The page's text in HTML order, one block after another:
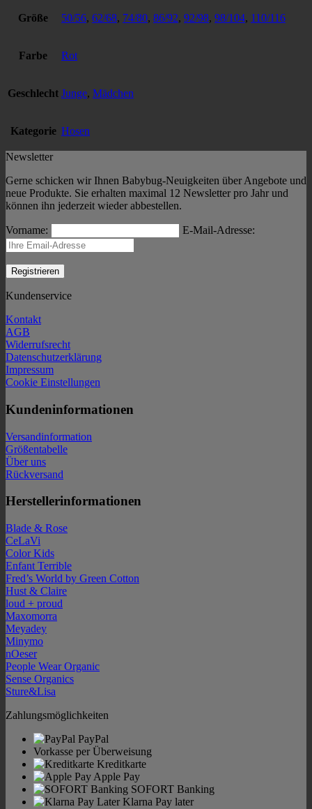
Größe 50/56, 62/68, 74/80, 86/92, 92/98, 98/104, 110/116
Farbe Rot
Geschlecht Junge, Mädchen
Kategorie Hosen
Newsletter
Gerne schicken wir Ihnen Babybug-Neuigkeiten über Angebote und
neue Produkte. Sie erhalten maximal 12 Newsletter pro Jahr und
können ihn jederzeit wieder abbestellen.
Vorname: E-Mail-Adresse:
Kundenservice
Kontakt
AGB
Widerrufsrecht
Datenschutzerklärung
Impressum
Cookie Einstellungen
Kundeninformationen
Versandinformation
Größentabelle
Über uns
Rückversand
Herstellerinformationen
Blade & Rose
CeLaVi
Color Kids
Enfant Terrible
Fred’s World by Green Cotton
Hust & Claire
loud + proud
Maxomorra
Meyadey
Minymo
nOeser
People Wear Organic
Sense Organics
Sture&Lisa
Zahlungsmöglichkeiten
PayPal
Vorkasse per Überweisung
Kreditkarte
Apple Pay
SOFORT Banking
Klarna Pay later